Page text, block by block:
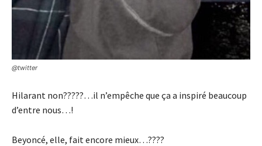
@twitter
Hilarant non?????…il n’empêche que ça a inspiré beaucoup
d’entre nous…!
Beyoncé, elle, fait encore mieux…????